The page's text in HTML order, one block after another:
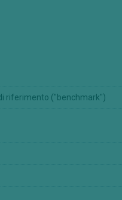
riferimento ("benchmark")